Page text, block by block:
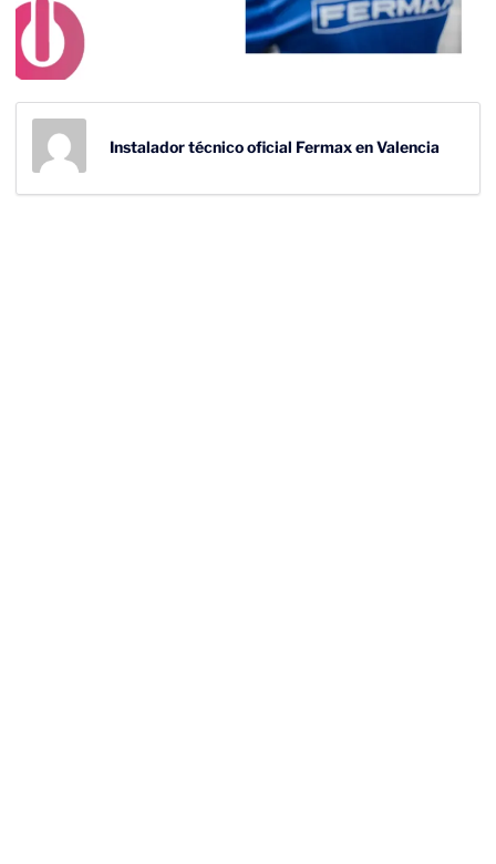
Instalador técnico oficial Fermax en Valencia